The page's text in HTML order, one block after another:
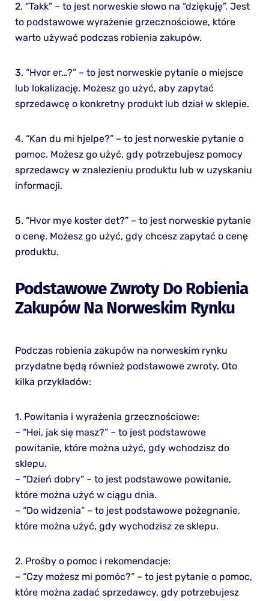
2. “Takk” – to jest norweskie słowo na “dziękuję”. Jest
to podstawowe wyrażenie grzecznościowe, które
warto używać podczas robienia zakupów.
3. “Hvor er…?” – to jest norweskie pytanie o miejsce
lub lokalizację. Możesz go użyć, aby zapytać
sprzedawcę o konkretny produkt lub dział w sklepie.
4. “Kan du mi hjelpe?” – to jest norweskie pytanie o
pomoc. Możesz go użyć, gdy potrzebujesz pomocy
sprzedawcy w znalezieniu produktu lub w uzyskaniu
informacji.
5. “Hvor mye koster det?” – to jest norweskie pytanie
o cenę. Możesz go użyć, gdy chcesz zapytać o cenę
produktu.
Podstawowe Zwroty Do Robienia
Zakupów Na Norweskim Rynku
Podczas robienia zakupów na norweskim rynku
przydatne będą również podstawowe zwroty. Oto
kilka przykładów:
1. Powitania i wyrażenia grzecznościowe:
– “Hei, jak się masz?” – to jest podstawowe
powitanie, które można użyć, gdy wchodzisz do
sklepu.
– “Dzień dobry” – to jest podstawowe powitanie,
które można użyć w ciągu dnia.
– “Do widzenia” – to jest podstawowe pożegnanie,
które można użyć, gdy wychodzisz ze sklepu.
2. Prośby o pomoc i rekomendacje:
– “Czy możesz mi pomóc?” – to jest pytanie o pomoc,
które można zadać sprzedawcy, gdy potrzebujesz